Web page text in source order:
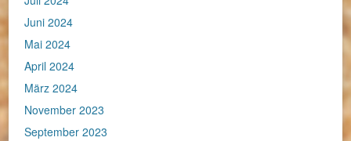
Juni 2024
Mai 2024
April 2024
März 2024
November 2023
September 2023